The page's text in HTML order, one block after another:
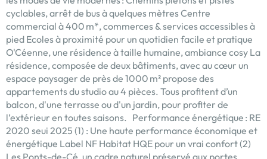
cyclables, arrêt de bus à quelques mètres Centre
commercial à 400 m*, commerces & services accessibles à
pied Ecoles à proximité pour un quotidien facile et pratique
O'Céenne, une résidence à taille humaine, ambiance cosy La
résidence, composée de deux bâtiments, avec au cœur un
espace paysager de près de 1000 m² propose des
appartements du studio au 4 pièces. Tous profitent d’un
balcon, d'une terrasse ou d'un jardin, pour profiter de
l’extérieur en toutes saisons. Performance énergétique : RE
2020 seui 2025 (1) : Une haute performance économique et
énergétique Label NF Habitat HQE pour un vrai confort (2)